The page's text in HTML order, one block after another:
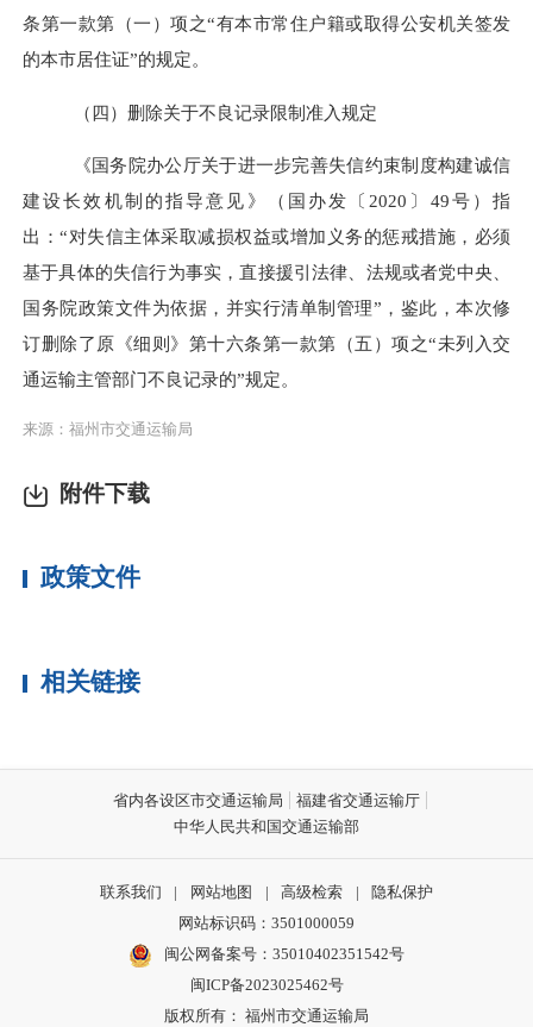
条第一款第（一）项之“有本市常住户籍或取得公安机关签发
的本市居住证”的规定。
（四）删除关于不良记录限制准入规定
《国务院办公厅关于进一步完善失信约束制度构建诚信
建设长效机制的指导意见》（国办发〔2020〕49号）指
出：“对失信主体采取减损权益或增加义务的惩戒措施，必须
基于具体的失信行为事实，直接援引法律、法规或者党中央、
国务院政策文件为依据，并实行清单制管理”， 鉴此，本次修
订删除了原《细则》第十六条第一款第（五）项之“未列入交
通运输主管部门不良记录的”规定。
来源：福州市交通运输局
附件下载
政策文件
相关链接
省内各设区市交通运输局
福建省交通运输厅
中华人民共和国交通运输部
联系我们 | 网站地图 | 高级检索 |
隐私保护
网站标识码：3501000059
闽公网备案号：35010402351542号
闽ICP备2023025462号
版权所有： 福州市交通运输局